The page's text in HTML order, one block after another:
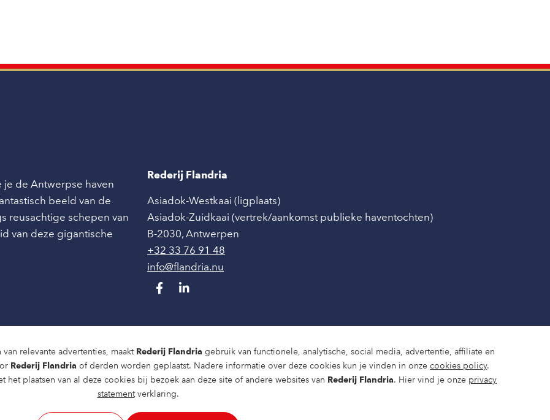
relevante advertenties, maakt Rederij Flandria gebruik van functionele, analytische, social media, advertentie, affiliate en
Rederij Flandria of derden worden geplaatst. Nadere informatie over deze cookies kun je vinden in onze cookies policy.
plaatsen van al deze cookies bij bezoek aan deze site of andere websites van Rederij Flandria. Hier vind je onze privacy
statementverklaring.
je de Antwerpse haven
beeld van de
reusachtige schepen van
van deze gigantische
Rederij Flandria
Asiadok-Westkaai (ligplaats)
Asiadok-Zuidkaai (vertrek/aankomst publieke haventochten)
B-2030, Antwerpen
+32 33 76 91 48
info@flandria.nu